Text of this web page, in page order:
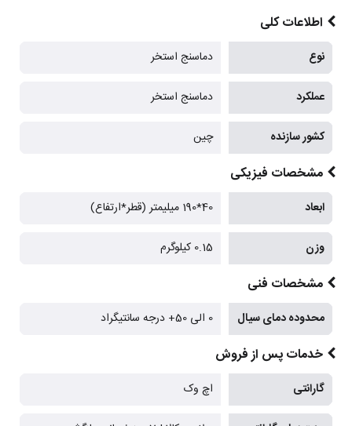
اطلاعات کلی
نوع دماسنج استخر
عملکرد دماسنج استخر
کشور سازنده چین
مشخصات فیزیکی
ابعاد 40*190 میلیمتر (قطر*ارتفاع)
وزن 0.15 کیلوگرم
مشخصات فنی
محدوده دمای سیال 0 الی 50+ درجه سانتیگراد
خدمات پس از فروش
گارانتی اچ وک